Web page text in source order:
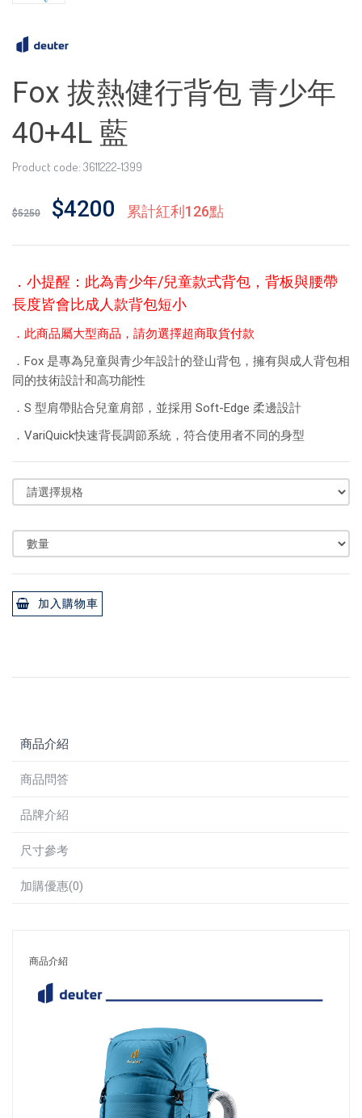
Fox 拔熱健行背包 青少年
40+4L 藍
Product code: 3611222-1399
$5250 $4200 累計紅利126點
．小提醒：此為青少年/兒童款式背包，背板與腰帶
長度皆會比成人款背包短小
．此商品屬大型商品，請勿選擇超商取貨付款
．Fox 是專為兒童與青少年設計的登山背包，擁有與成人背包相
同的技術設計和高功能性
．S 型肩帶貼合兒童肩部，並採用 Soft-Edge 柔邊設計
．VariQuick快速背長調節系統，符合使用者不同的身型
加入購物車
商品介紹
商品問答
品牌介紹
尺寸參考
加購優惠(0)
商品介紹